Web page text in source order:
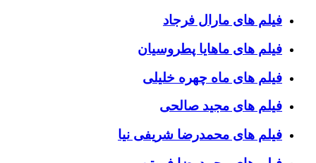
فیلم های مارال فرجاد
فیلم های ماهایا پطروسیان
فیلم های ماه چهره خلیلی
فیلم های مجید صالحی
فیلم های محمدرضا شریفی نیا